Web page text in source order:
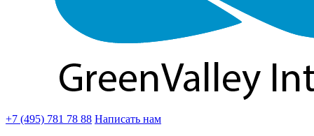
+7 (495) 781 78 88 Написать нам